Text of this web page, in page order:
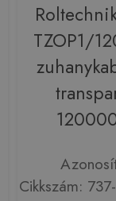
TZOP1/
Cikkszám: